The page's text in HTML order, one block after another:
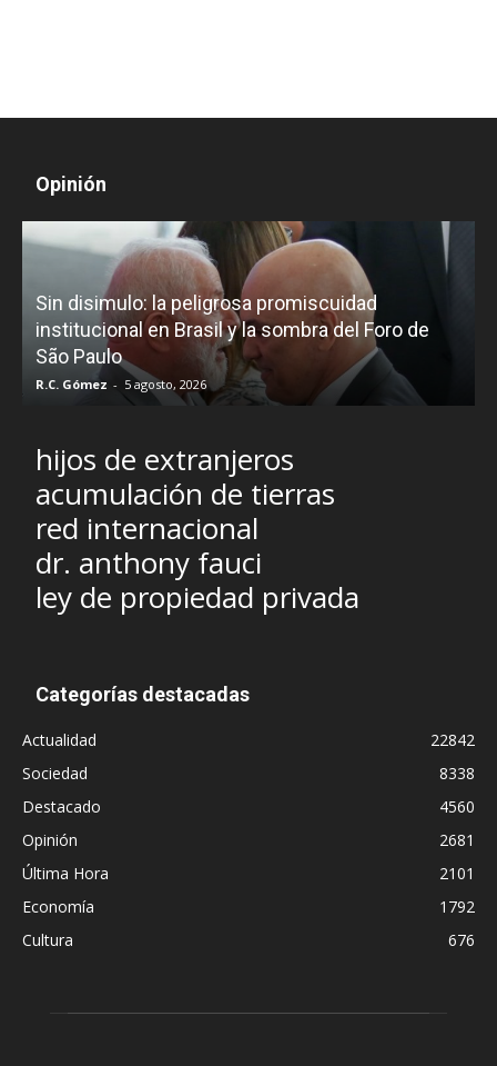
Opinión
Sin disimulo: la peligrosa promiscuidad
institucional en Brasil y la sombra del Foro de
São Paulo
R.C. Gómez - 5 agosto, 2026
hijos de extranjeros
acumulación de tierras
red internacional
dr. anthony fauci
ley de propiedad privada
Categorías destacadas
Actualidad
22842
Sociedad
8338
Destacado
4560
Opinión
2681
Última Hora
2101
Economía
1792
Cultura
676